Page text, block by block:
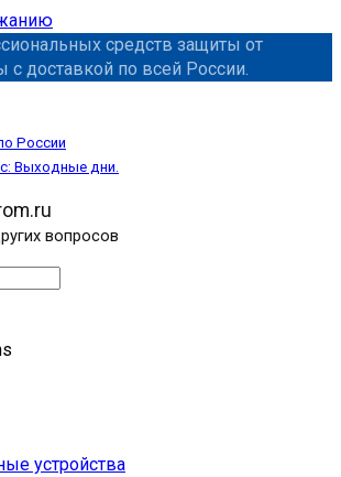
средств защиты от
с доставкой по всей России.
России
Выходные дни.
вопросов
устройства